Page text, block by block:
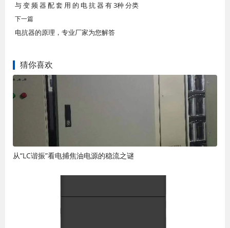
与 变 频 器 配 套 用 的 电 抗 器 有 3种 分类
下一篇
电抗器的原理，专业厂家为您解答
猜你喜欢
从“LC谐振”看电捕焦油电源的稳流之谜